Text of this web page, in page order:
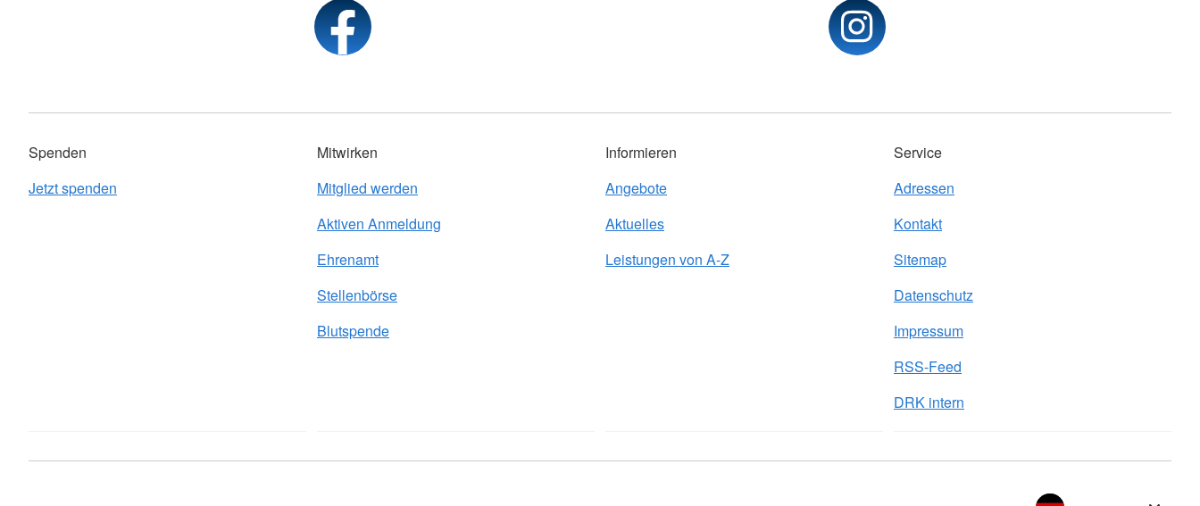
Spenden
Jetzt spenden
Mitwirken
Mitglied werden
Aktiven Anmeldung
Ehrenamt
Stellenbörse
Blutspende
Informieren
Angebote
Aktuelles
Leistungen von A-Z
Service
Adressen
Kontakt
Sitemap
Datenschutz
Impressum
RSS-Feed
DRK intern
Sprache wechseln zu